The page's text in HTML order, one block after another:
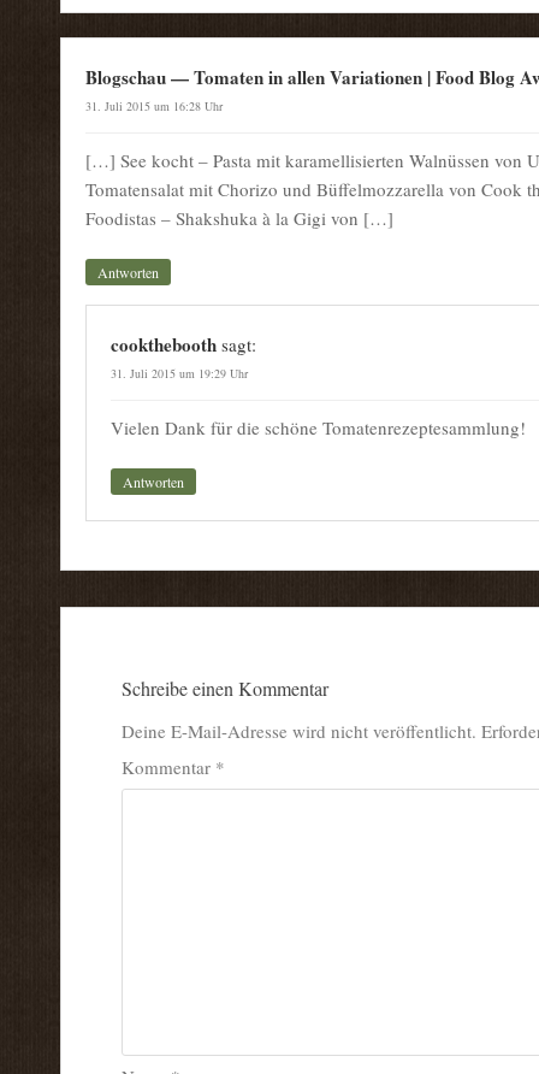
Blogschau — Tomaten in allen Variationen | Food Blog
31. Juli 2015 um 16:28 Uhr
[…] See kocht – Pasta mit karamellisierten Walnüssen von
Tomatensalat mit Chorizo und Büffelmozzarella von Cook
Foodistas – Shakshuka à la Gigi von […]
Antworten
cookthebooth sagt:
31. Juli 2015 um 19:29 Uhr
Vielen Dank für die schöne Tomatenrezeptesammlung!
Antworten
Schreibe einen Kommentar
Deine E-Mail-Adresse wird nicht veröffentlicht.
Kommentar *